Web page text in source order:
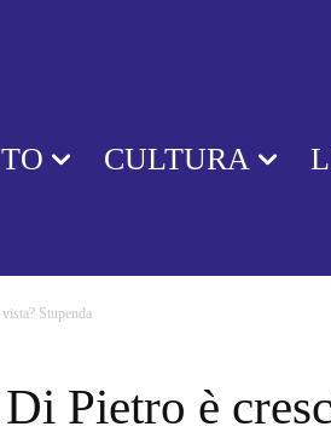
CULTURA
Stupenda
Pietro è